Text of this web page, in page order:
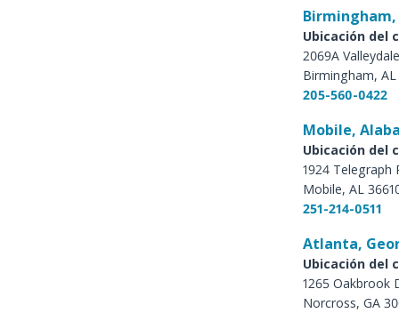
Ubicación del
2069A
Birmingham,
205-560-0422
Mobile,
Ubicación del
1924 Telegraph
Mobile, AL
251-214-0511
Atlanta,
Ubicación del
1265 Oakbrook
Norcross, GA